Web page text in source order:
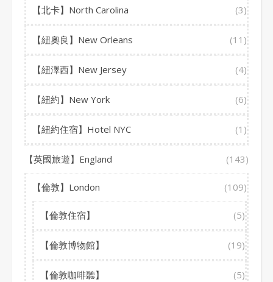
【北卡】North Carolina (3)
【紐奧良】New Orleans (11)
【紐澤西】New Jersey (4)
【紐約】New York (6)
【紐約住宿】Hotel NYC (1)
【英國旅遊】England (143)
【倫敦】London (109)
【倫敦住宿】 (5)
【倫敦博物館】 (19)
【倫敦咖啡聽】 (5)